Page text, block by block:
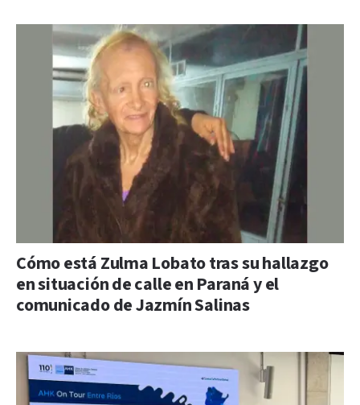
Cómo está Zulma Lobato tras su hallazgo
en situación de calle en Paraná y el
comunicado de Jazmín Salinas